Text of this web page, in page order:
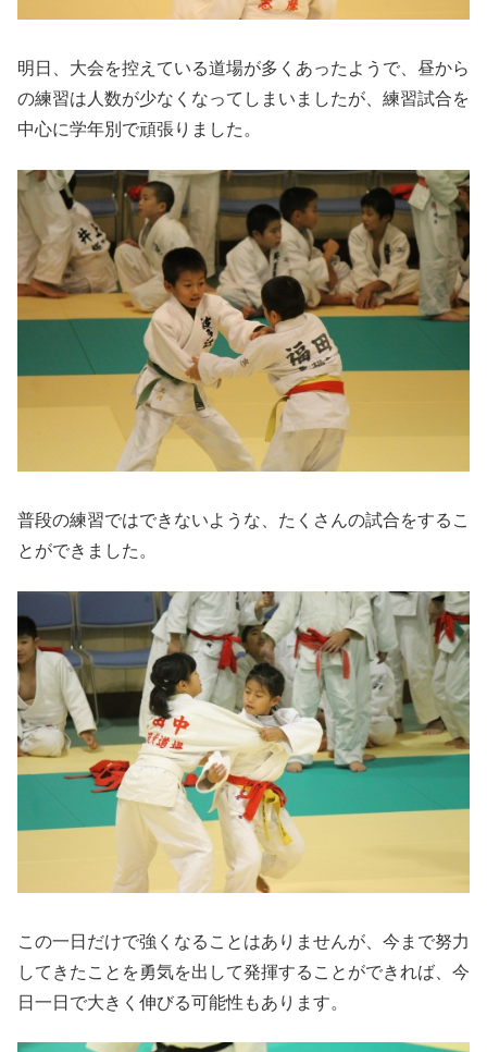
明日、大会を控えている道場が多くあったようで、昼から
の練習は人数が少なくなってしまいましたが、練習試合を
中心に学年別で頑張りました。
普段の練習ではできないような、たくさんの試合をするこ
とができました。
この一日だけで強くなることはありませんが、今まで努力
してきたことを勇気を出して発揮することができれば、今
日一日で大きく伸びる可能性もあります。